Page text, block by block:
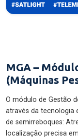
MGA –
(Máquinas
O módulo de Gestão
através da tecnologia
de semirreboques:
localização precisa